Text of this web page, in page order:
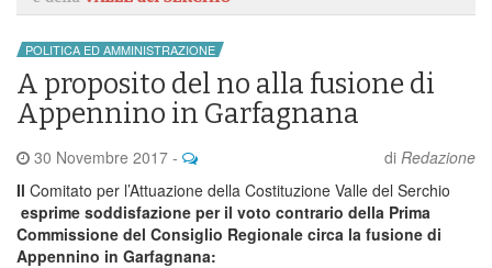
POLITICA ED AMMINISTRAZIONE
A proposito del no alla fusione di
Appennino in Garfagnana
30 Novembre 2017 - di Redazione
Il Comitato per l’Attuazione della Costituzione Valle del Serchio
esprime soddisfazione per il voto contrario della Prima
Commissione del Consiglio Regionale circa la fusione di
Appennino in Garfagnana: